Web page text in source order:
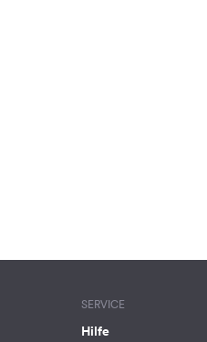
SERVICE
Hilfe